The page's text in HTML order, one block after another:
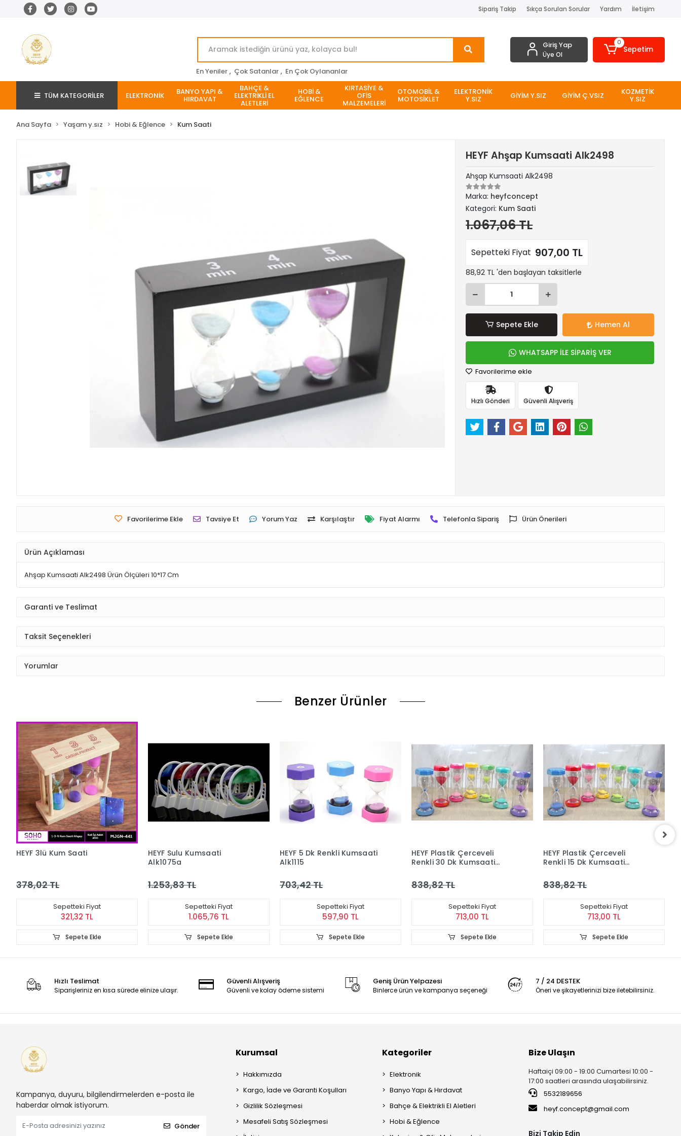
Sipariş Takip Sıkça Sorulan Sorular Yardım İletişim
En Yeniler , Çok Satanlar , En Çok Oylananlar
Giriş Yap
Üye Ol
0
Sepetim
TÜM KATEGORİLER ELEKTRONİK BANYO YAPI &
HIRDAVAT
BAHÇE &
ELEKTRİKLİ EL
ALETLERİ
HOBİ &
EĞLENCE
KIRTASİYE &
OFİS
MALZEMELERİ
OTOMOBİL &
MOTOSİKLET
ELEKTRONİK
Y.SIZ GİYİM Y.SIZ GİYİM Ç.VSIZ KOZMETİK
Y.SIZ
Ana Sayfa Yaşam y.sız Hobi & Eğlence Kum Saati
HEYF Ahşap Kumsaati Alk2498
Ahşap Kumsaati Alk2498
Marka: heyfconcept
Kategori: Kum Saati
1.067,06 TL
Sepetteki Fiyat 907,00 TL
88,92 TL 'den başlayan taksitlerle
Sepete Ekle Hemen Al
WHATSAPP İLE SİPARİŞ VER
Favorilerime ekle
Hızlı Gönderi Güvenli Alışveriş
Favorilerime Ekle Tavsiye Et Yorum Yaz Karşılaştır Fiyat Alarmı Telefonla Sipariş Ürün Önerileri
Ürün Açıklaması
Ahşap Kumsaati Alk2498 Ürün Ölçüleri 10*17 Cm
Garanti ve Teslimat
Taksit Seçenekleri
Yorumlar
Benzer Ürünler
HEYF 3lü Kum Saati
378,02 TL
Sepetteki Fiyat
321,32 TL
Sepete Ekle
HEYF Sulu Kumsaati
Alk1075a
1.253,83 TL
Sepetteki Fiyat
1.065,76 TL
Sepete Ekle
HEYF 5 Dk Renkli Kumsaati
Alk1115
703,42 TL
Sepetteki Fiyat
597,90 TL
Sepete Ekle
HEYF Plastik Çerceveli
Renkli 30 Dk Kumsaati
838,82 TL
Sepetteki Fiyat
713,00 TL
Sepete Ekle
HEYF Plastik Çerceveli
Renkli 15 Dk Kumsaati
838,82 TL
Sepetteki Fiyat
713,00 TL
Sepete Ekle
Hızlı Teslimat
Siparişleriniz en kısa sürede elinize ulaşır.
Güvenli Alışveriş
Güvenli ve kolay ödeme sistemi
Geniş Ürün Yelpazesi
Binlerce ürün ve kampanya seçeneği
7 / 24 DESTEK
Öneri ve şikayetlerinizi bize iletebilirsiniz.
Kampanya, duyuru, bilgilendirmelerden e-posta ile
haberdar olmak istiyorum.
Gönder
Kurumsal
Hakkımızda
Kargo, İade ve Garanti Koşulları
Gizlilik Sözleşmesi
Mesafeli Satış Sözleşmesi
Kategoriler
Elektronik
Banyo Yapı & Hırdavat
Bahçe & Elektrikli El Aletleri
Hobi & Eğlence
Bize Ulaşın
Haftaiçi 09:00 - 19:00 Cumartesi 10:00 -
17:00 saatleri arasında ulaşabilirsiniz.
5532189656
heyf.concept@gmail.com
Bizi Takip Edin